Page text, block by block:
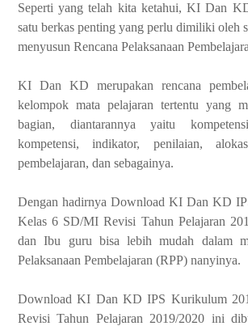
Seperti yang telah kita ketahui, KI Dan
satu berkas penting yang perlu dimiliki oleh
menyusun Rencana Pelaksanaan
KI Dan KD merupakan rencana
kelompok mata pelajaran tertentu yang
bagian, diantarannya yaitu
kompetensi, indikator, penilaian,
pembelajaran, dan sebagainya.
Dengan hadirnya Download KI Dan KD
Kelas 6 SD/MI Revisi Tahun Pelajaran
dan Ibu guru bisa lebih mudah dalam
Pelaksanaan Pembelajaran (RPP) nanyinya.
Download KI Dan KD IPS Kurikulum
Revisi Tahun Pelajaran 2019/2020 ini